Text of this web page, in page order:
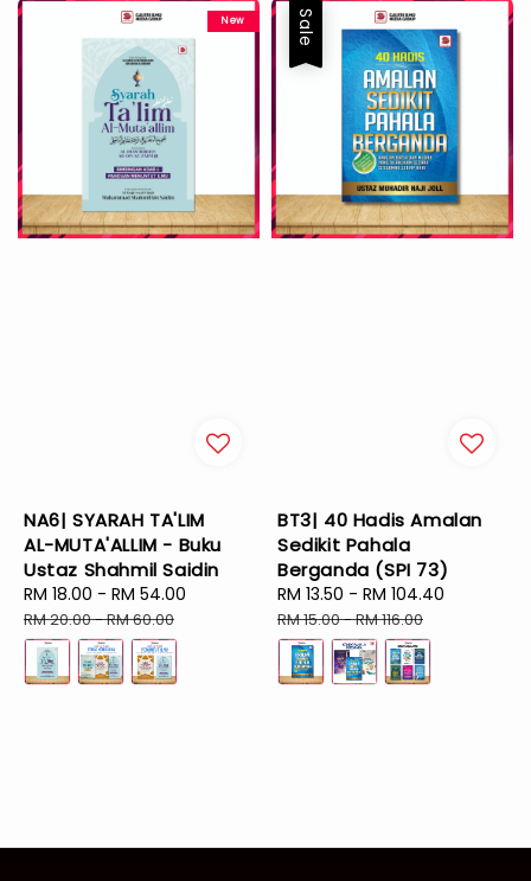
New
NA6| SYARAH TA'LIM
AL-MUTA'ALLIM - Buku
Ustaz Shahmil Saidin
Sale
price
RM 18.00 - RM 54.00
RM 20.00-RM 60.00
Sale
BT3| 40 Hadis Amalan
Sedikit Pahala
Berganda (SPI 73)
Sale
price
RM 13.50 - RM 104.40
RM 15.00-RM 116.00